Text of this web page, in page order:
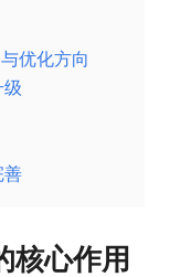
优化方向
善
核心作用